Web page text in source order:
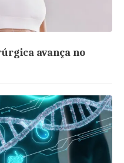
avança no